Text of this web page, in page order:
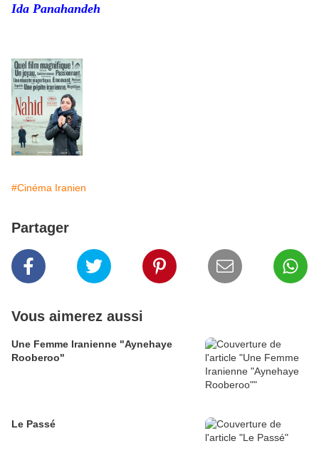
Ida Panahandeh
#Cinéma Iranien
Partager
Vous aimerez aussi
Une Femme Iranienne "Aynehaye
Rooberoo"
Le Passé